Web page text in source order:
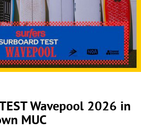
Wavepool 2026 in
MUC